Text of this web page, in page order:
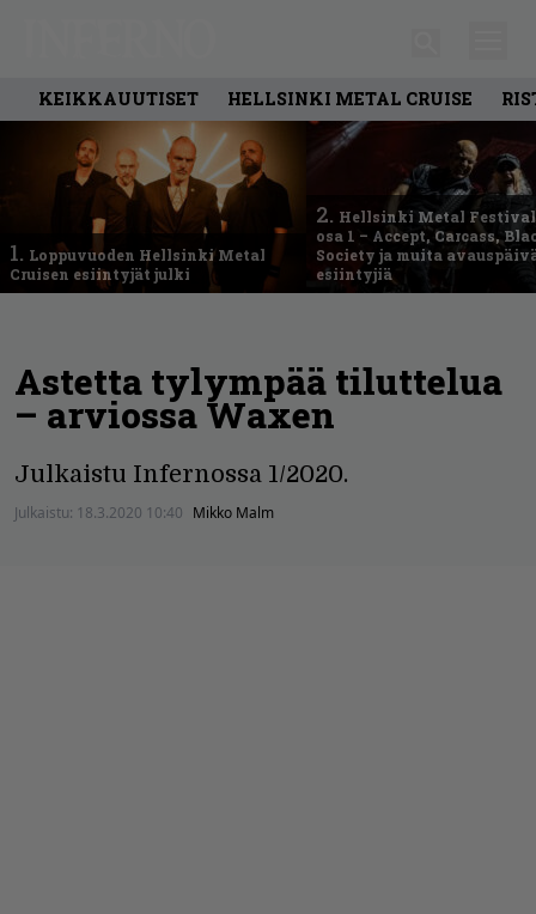
KEIKKAUUTISET HELLSINKI METAL CRUISE
1. Loppuvuoden Hellsinki Metal
Cruisen esiintyjät julki
2. Hellsinki Metal
osa 1 – Accept, Carcass,
Society ja muita
esiintyjiä
Astetta tylympää tiluttelua
– arviossa Waxen
Julkaistu Infernossa 1/2020.
Julkaistu: 18.3.2020 10:40 Mikko Malm